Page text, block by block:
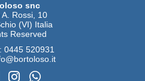
snc
A. Rossi, 10
(VI) Italia
Reserved
0445 520931